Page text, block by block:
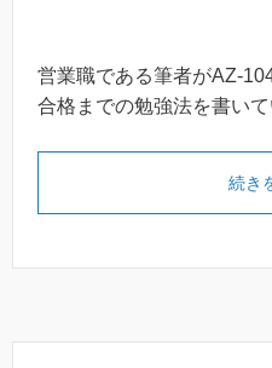
営業職である筆者がAZ-
合格までの勉強法を書いて
続き